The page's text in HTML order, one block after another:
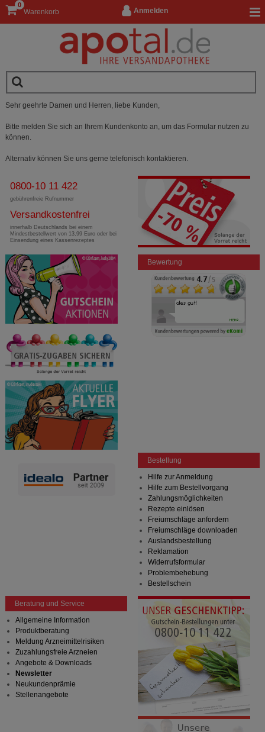
Anmelden
Warenkorb
0
Sehr geehrte Damen und Herren, liebe Kunden,
Bitte melden Sie sich an Ihrem Kundenkonto an, um das Formular nutzen zu
können.
Alternativ können Sie uns gerne telefonisch kontaktieren.
0800-10 11 422
gebührenfreie Rufnummer
Versandkostenfrei
innerhalb Deutschlands bei einem
Mindestbestellwert von 13,99 Euro oder bei
Einsendung eines Kassenrezeptes
Bewertung
Bestellung
Hilfe zur Anmeldung
Hilfe zum Bestellvorgang
Zahlungsmöglichkeiten
Rezepte einlösen
Freiumschläge anfordern
Freiumschläge downloaden
Auslandsbestellung
Reklamation
Widerrufsformular
Problembehebung
Bestellschein
Beratung und Service
Allgemeine Information
Produktberatung
Meldung Arzneimittelrisiken
Zuzahlungsfreie Arzneien
Angebote & Downloads
Newsletter
Neukundenprämie
Stellenangebote